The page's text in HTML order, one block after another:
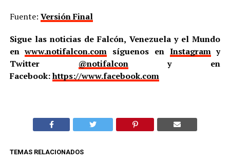
Fuente: Versión Final
Sigue las noticias de Falcón, Venezuela y el Mundo
enwww.notifalcon.com síguenos en Instagramy
Twitter @notifalcony en
Facebook:https://www.facebook.com
TEMAS RELACIONADOS